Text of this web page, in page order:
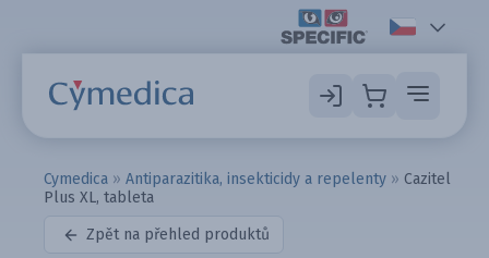
Cymedica » Antiparazitika, insekticidy a repelenty » Cazitel
Plus XL, tableta
Zpět na přehled produktů